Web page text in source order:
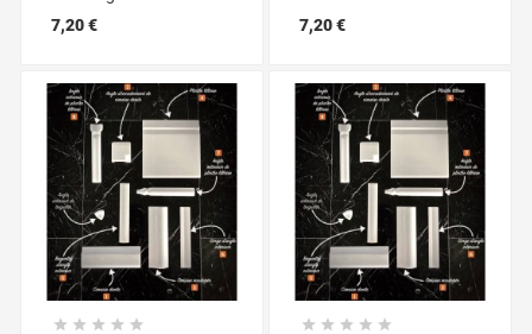
7,20 €
7,20 €
         